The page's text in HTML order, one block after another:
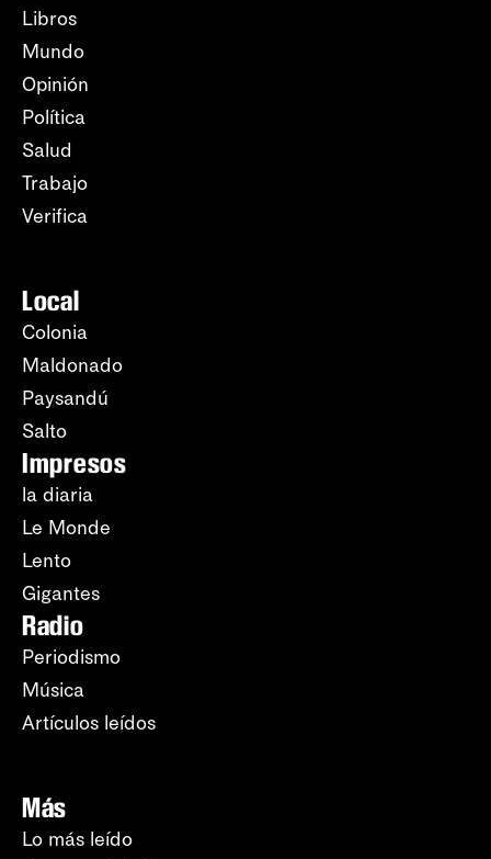
Libros
Mundo
Opinión
Política
Salud
Trabajo
Verifica
Local
Colonia
Maldonado
Paysandú
Salto
Impresos
la diaria
Le Monde
Lento
Gigantes
Radio
Periodismo
Música
Artículos leídos
Más
Lo más leído